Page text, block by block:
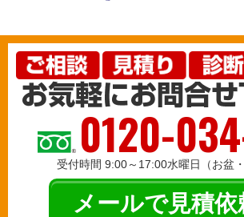
0120-
受付時間 9:00～17:00水曜日（お盆・
メールで見積依